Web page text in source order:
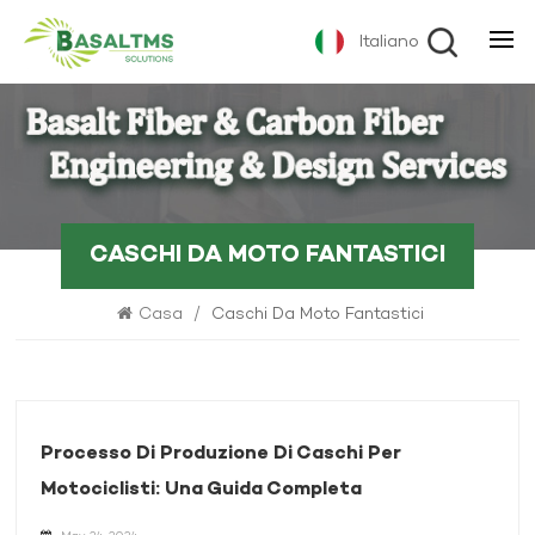
Italiano
CASCHI DA MOTO FANTASTICI
Casa / Caschi Da Moto Fantastici
Processo Di Produzione Di Caschi Per
Motociclisti: Una Guida Completa